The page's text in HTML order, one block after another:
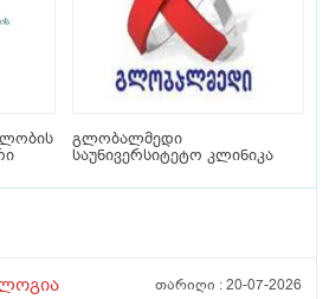
გლობალმედი
საუნივერსიტეტო კლინიკა
თარიღი :20-07-2026